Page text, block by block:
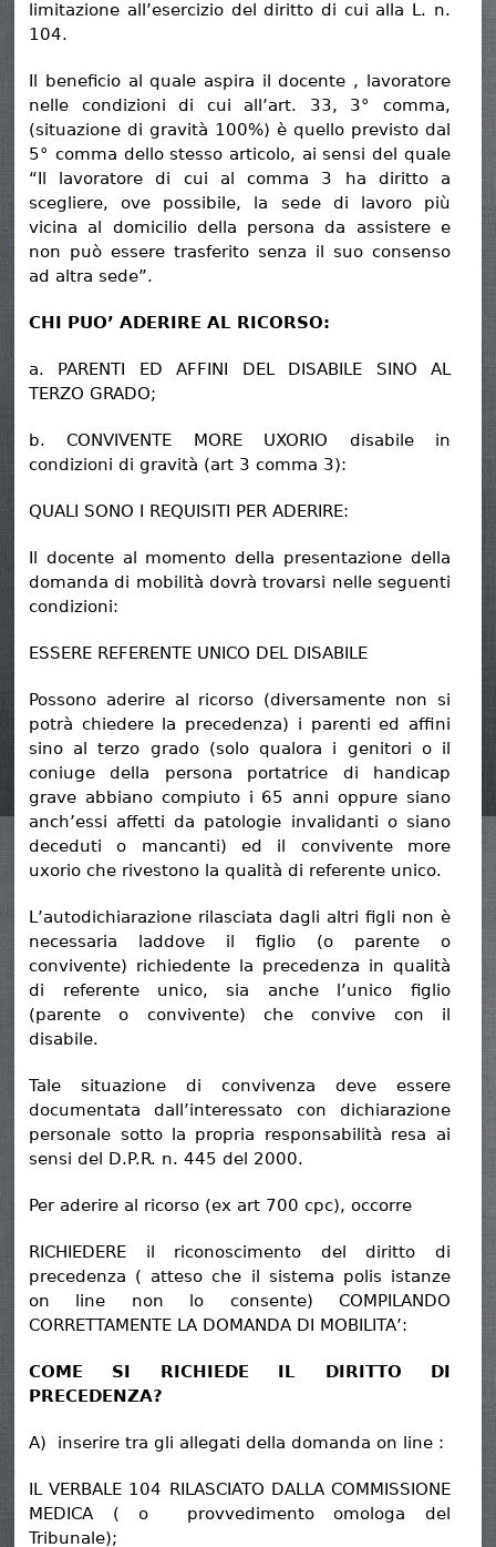
limitazione all’esercizio del diritto di cui alla L. n.
104.
Il beneficio al quale aspira il docente , lavoratore
nelle condizioni di cui all’art. 33, 3° comma,
(situazione di gravità 100%) è quello previsto dal
5° comma dello stesso articolo, ai sensi del quale
“Il lavoratore di cui al comma 3 ha diritto a
scegliere, ove possibile, la sede di lavoro più
vicina al domicilio della persona da assistere e
non può essere trasferito senza il suo consenso
ad altra sede”.
CHI PUO’ ADERIRE AL RICORSO:
a. PARENTI ED AFFINI DEL DISABILE SINO AL
TERZO GRADO;
b. CONVIVENTE MORE UXORIO disabile in
condizioni di gravità (art 3 comma 3):
QUALI SONO I REQUISITI PER ADERIRE:
Il docente al momento della presentazione della
domanda di mobilità dovrà trovarsi nelle seguenti
condizioni:
ESSERE REFERENTE UNICO DEL DISABILE
Possono aderire al ricorso (diversamente non si
potrà chiedere la precedenza) i parenti ed affini
sino al terzo grado (solo qualora i genitori o il
coniuge della persona portatrice di handicap
grave abbiano compiuto i 65 anni oppure siano
anch’essi affetti da patologie invalidanti o siano
deceduti o mancanti) ed il convivente more
uxorio che rivestono la qualità di referente unico.
L’autodichiarazione rilasciata dagli altri figli non è
necessaria laddove il figlio (o parente o
convivente) richiedente la precedenza in qualità
di referente unico, sia anche l’unico figlio
(parente o convivente) che convive con il
disabile.
Tale situazione di convivenza deve essere
documentata dall’interessato con dichiarazione
personale sotto la propria responsabilità resa ai
sensi del D.P.R. n. 445 del 2000.
Per aderire al ricorso (ex art 700 cpc), occorre
RICHIEDERE il riconoscimento del diritto di
precedenza ( atteso che il sistema polis istanze
on line non lo consente) COMPILANDO
CORRETTAMENTE LA DOMANDA DI MOBILITA’:
COME SI RICHIEDE IL DIRITTO DI
PRECEDENZA?
A) inserire tra gli allegati della domanda on line :
IL VERBALE 104 RILASCIATO DALLA COMMISSIONE
MEDICA ( o provvedimento omologa del
Tribunale);